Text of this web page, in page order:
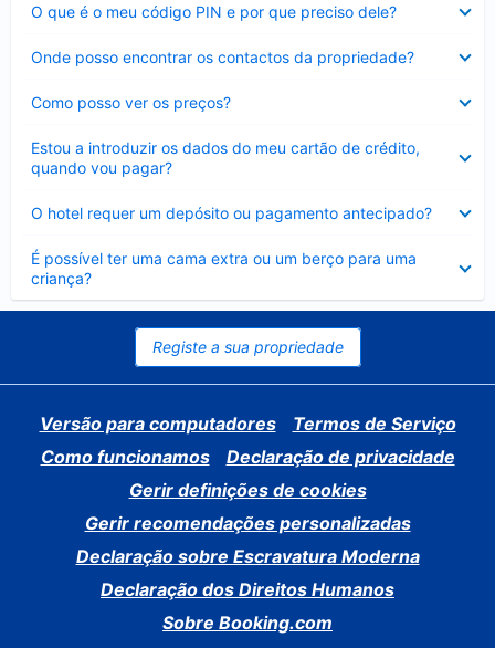
O que é o meu código PIN e por que preciso dele?
fechado
Onde posso encontrar os contactos da propriedade?
fechado
Como posso ver os preços?
fechado
Estou a introduzir os dados do meu cartão de crédito,
quando vou pagar?
fechado
O hotel requer um depósito ou pagamento antecipado?
fechado
É possível ter uma cama extra ou um berço para uma
criança?
Elemento
fechado
Registe a sua propriedade
Versão para computadores
Termos de Serviço
Como funcionamos
Declaração de privacidade
Gerir definições de cookies
Gerir recomendações personalizadas
Declaração sobre Escravatura Moderna
Declaração dos Direitos Humanos
Sobre Booking.com